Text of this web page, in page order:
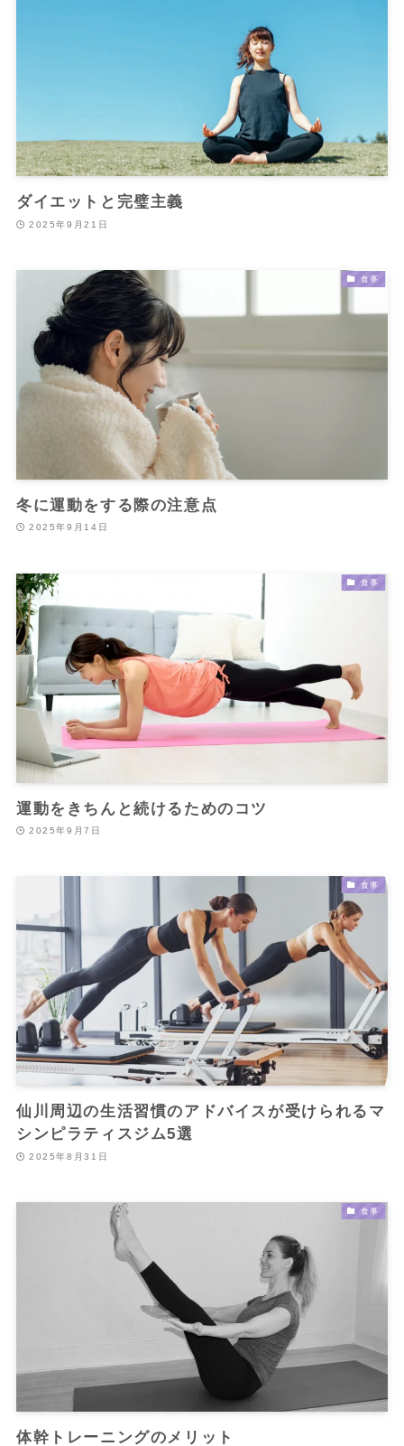
ダイエットと完璧主義
2025年9月21日
食事
冬に運動をする際の注意点
2025年9月14日
食事
運動をきちんと続けるためのコツ
2025年9月7日
食事
仙川周辺の生活習慣のアドバイスが受けられるマ
シンピラティスジム5選
2025年8月31日
食事
体幹トレーニングのメリット